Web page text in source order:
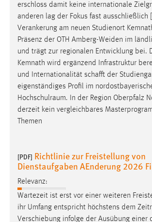
erschloss damit keine internationale
anderen lag der Fokus fast ausschließlich
Verankerung am neuen Studienort
Präsenz der OTH Amberg-Weiden im
und trägt zur regionalen Entwicklung bei.
Kemnath wird ergänzend Infrastruktur
und Internationalität schafft der
eigenständiges Profil im
Hochschulraum. In der Region Oberpfalz
derzeit kein vergleichbares
Themen
[PDF] Richtlinie zur Freistellung von
Dienstaufgaben AEnderung 2026
Relevanz:
Wartezeit ist erst vor einer weiteren
ihr Umfang entspricht höchstens dem
Verschiebung infolge der Ausübung einer